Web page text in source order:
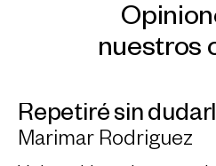
nuestros
Repetiré sin
Marimar Rodriguez